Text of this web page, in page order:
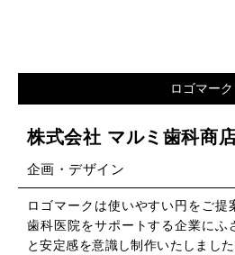
ロゴマーク
株式会社 マルミ歯科商
企画・デザイン
ロゴマークは使いやすい円をご提
歯科医院をサポートする企業にふ
と安定感を意識し制作いたしました